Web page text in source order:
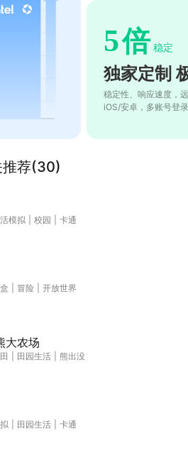
5倍 稳定
独家定制
稳定性、响应速度，
iOS/安卓，多账号登
推荐(30)
模拟 校园
卡通
冒险
开放世界
大农场
田园生活
熊出没
田园生活
卡通